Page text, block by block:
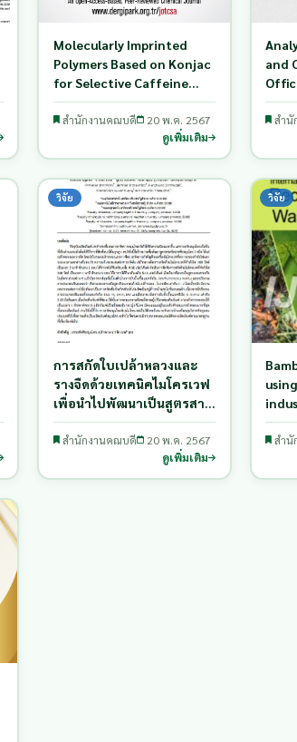
Molecularly Imprinted
Polymers Based on Konjac
for Selective Caffeine
Adsorption in Aqueous
Solution
สำนักงานคณบดี 20 พ.ค. 2567
ดูเพิ่มเติม
and
สำนั
วิจัย
การสกัดใบเปล้าหลวงและ
รางจืดด้วยเทคนิคไมโครเวฟ
เพื่อนำไปพัฒนาเป็นสูตรสาร
สกัดเข้มข้น สำหรับเป็นส่วน
ผสมในผลิตภัณฑ์สมุนไพร
สำนักงานคณบดี 20 พ.ค. 2567
ดูเพิ่มเติม
วิจัย
สำนั